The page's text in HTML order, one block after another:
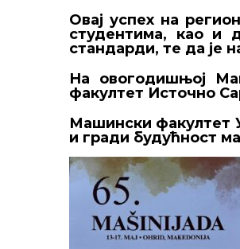
Овај успех на
студентима, као и
стандарди, те да је
На овогодишњој
факултет Источно
Машински факултет
и гради будућност